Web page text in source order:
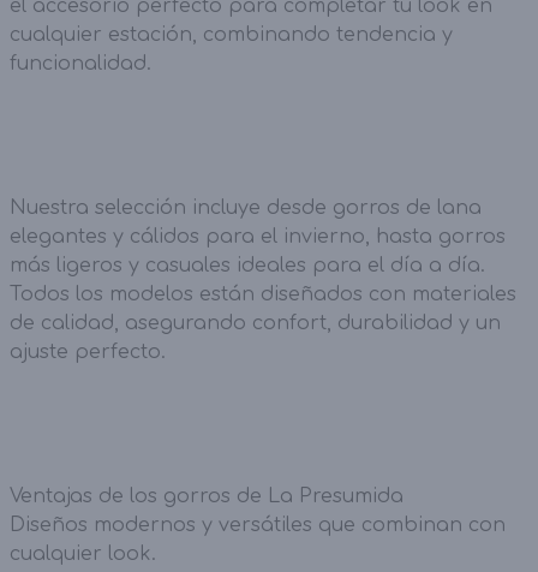
el accesorio perfecto para completar tu look en
cualquier estación, combinando tendencia y
funcionalidad.
Nuestra selección incluye desde gorros de lana
elegantes y cálidos para el invierno, hasta gorros
más ligeros y casuales ideales para el día a día.
Todos los modelos están diseñados con materiales
de calidad, asegurando confort, durabilidad y un
ajuste perfecto.
Ventajas de los gorros de La Presumida
Diseños modernos y versátiles que combinan con
cualquier look.